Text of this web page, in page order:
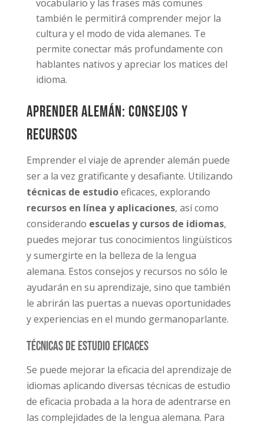
vocabulario y las frases más comunes
también le permitirá comprender mejor la
cultura y el modo de vida alemanes. Te
permite conectar más profundamente con
hablantes nativos y apreciar los matices del
idioma.
Aprender alemán: consejos y
recursos
Emprender el viaje de aprender alemán puede
ser a la vez gratificante y desafiante. Utilizando
técnicas de estudioeficaces, explorando
recursos en línea y aplicaciones, así como
considerando escuelas y cursos de idiomas,
puedes mejorar tus conocimientos lingüísticos
y sumergirte en la belleza de la lengua
alemana. Estos consejos y recursos no sólo le
ayudarán en su aprendizaje, sino que también
le abrirán las puertas a nuevas oportunidades
y experiencias en el mundo germanoparlante.
Técnicas de estudio eficaces
Se puede mejorar la eficacia del aprendizaje de
idiomas aplicando diversas técnicas de estudio
de eficacia probada a la hora de adentrarse en
las complejidades de la lengua alemana. Para